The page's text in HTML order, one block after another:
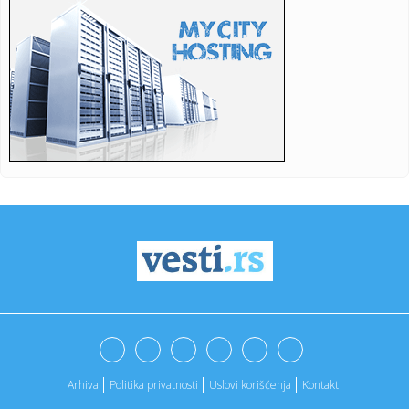
21:31:
dr...
21:29:Protest povodom pozivanja Zelenskog u zvaničnu posetu
Srbiji
21:27:Studenti u Pančevu prikupljaju pomoć za vatrogasce i
dobrovoljc...
21:22:Pacovi iz Belgije otkrivaju mine, tuberkulozu i preživele
posle ...
Električni automobili izgubili zamah: Šta je zaustavilo
Први случајеви грознице Западног ...
21:15:Ekspresan rasplet slučaja "Odželej" – poznato gde
Arhiva Politika privatnosti Uslovi korišćenja Kontakt